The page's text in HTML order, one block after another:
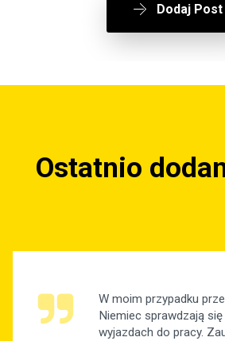
Dodaj Post
Ostatnio
W moim przypadku
Niemiec sprawdzają się
wyjazdach do pracy.